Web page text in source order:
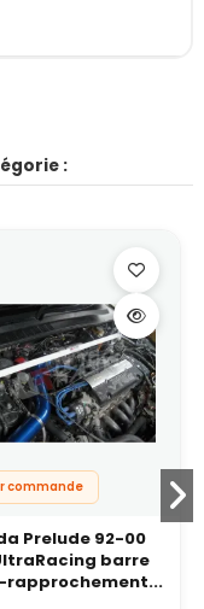
:
commande
Prelude 92-00
barre